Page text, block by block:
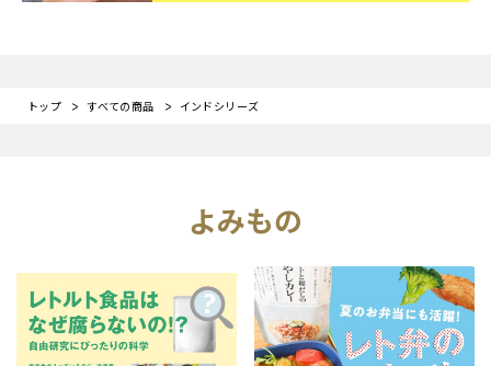
トップ すべての商品 インドシリーズ
よみもの